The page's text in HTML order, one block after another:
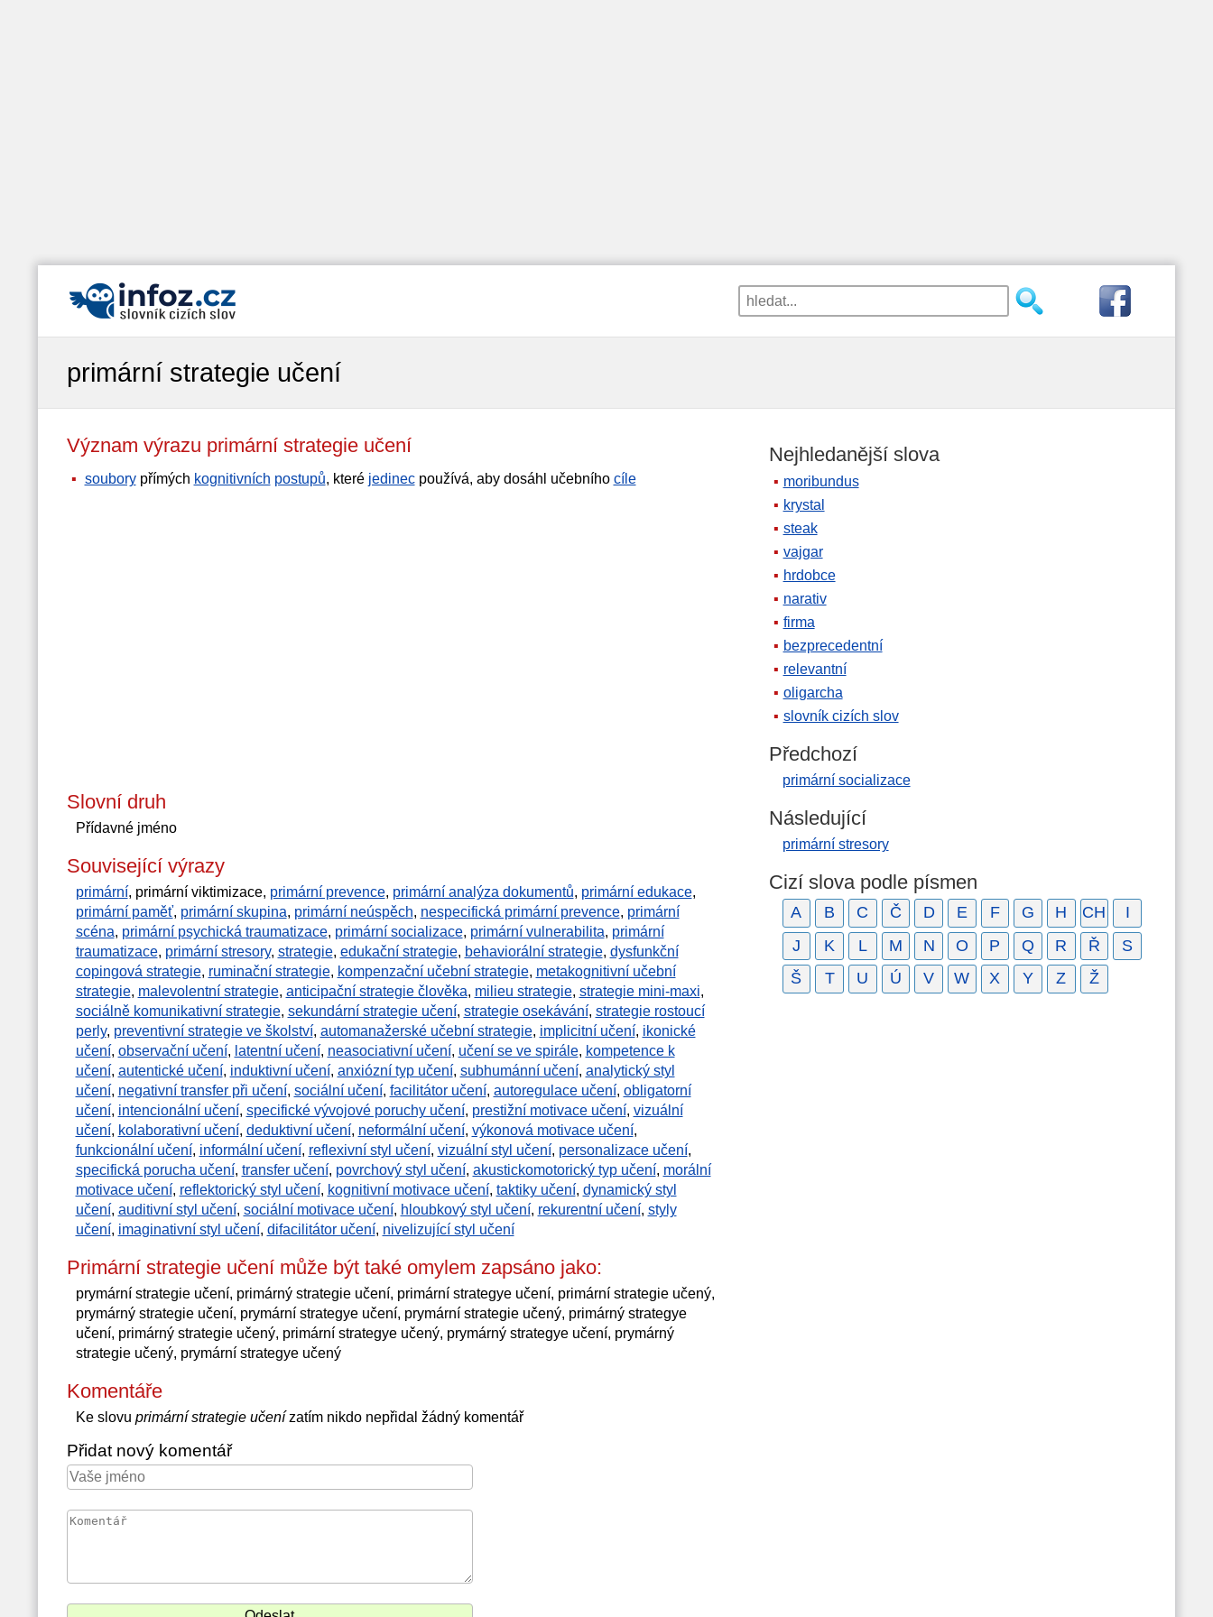
primární strategie učení
Význam výrazu primární strategie učení
souborypřímých kognitivních postupů, které jedinecpoužívá, aby dosáhl učebního cíle
Slovní druh
Přídavné jméno
Související výrazy
primární, primární viktimizace, primární prevence, primární analýza dokumentů, primární edukace,
primární paměť, primární skupina, primární neúspěch, nespecifická primární prevence, primární
scéna, primární psychická traumatizace, primární socializace, primární vulnerabilita, primární
traumatizace, primární stresory, strategie, edukační strategie, behaviorální strategie, dysfunkční
copingová strategie, ruminační strategie, kompenzační učební strategie, metakognitivní učební
strategie, malevolentní strategie, anticipační strategie člověka, milieu strategie, strategie mini-maxi,
sociálně komunikativní strategie, sekundární strategie učení, strategie osekávání, strategie rostoucí
perly, preventivní strategie ve školství, automanažerské učební strategie, implicitní učení, ikonické
učení, observační učení, latentní učení, neasociativní učení, učení se ve spirále, kompetence k
učení, autentické učení, induktivní učení, anxiózní typ učení, subhumánní učení, analytický styl
učení, negativní transfer při učení, sociální učení, facilitátor učení, autoregulace učení, obligatorní
učení, intencionální učení, specifické vývojové poruchy učení, prestižní motivace učení, vizuální
učení, kolaborativní učení, deduktivní učení, neformální učení, výkonová motivace učení,
funkcionální učení, informální učení, reflexivní styl učení, vizuální styl učení, personalizace učení,
specifická porucha učení, transfer učení, povrchový styl učení, akustickomotorický typ učení, morální
motivace učení, reflektorický styl učení, kognitivní motivace učení, taktiky učení, dynamický styl
učení, auditivní styl učení, sociální motivace učení, hloubkový styl učení, rekurentní učení, styly
učení, imaginativní styl učení, difacilitátor učení, nivelizující styl učení
Primární strategie učení může být také omylem zapsáno jako:
prymární strategie učení, primárný strategie učení, primární strategye učení, primární strategie učený,
prymárný strategie učení, prymární strategye učení, prymární strategie učený, primárný strategye
učení, primárný strategie učený, primární strategye učený, prymárný strategye učení, prymárný
strategie učený, prymární strategye učený
Komentáře
Ke slovu primární strategie učenízatím nikdo nepřidal žádný komentář
Přidat nový komentář
Nejhledanější slova
moribundus
krystal
steak
vajgar
hrdobce
narativ
firma
bezprecedentní
relevantní
oligarcha
slovník cizích slov
Předchozí
primární socializace
Následující
primární stresory
Cizí slova podle písmen
A B C Č D E F G H CH
I
J
K L M N O P Q R Ř
S
Š
T U Ú V W X Y Z Ž